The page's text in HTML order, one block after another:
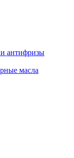
антифризы
масла